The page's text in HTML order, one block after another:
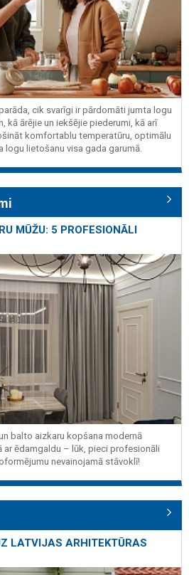
cik svarīgi ir pārdomāti jumta logu
kā ārējie un iekšējie piederumi, kā arī
komfortablu temperatūru, optimālu
logu lietošanu visa gada garumā.
MŪŽU: 5 PROFESIONĀLI
balto aizkaru kopšana modernā
ar ēdamgaldu – lūk, pieci profesionāli
nevainojamā stāvoklī!
LATVIJAS ARHITEKTŪRAS